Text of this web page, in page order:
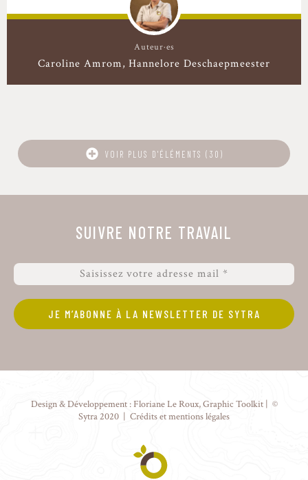
Auteur·es
Caroline Amrom Hannelore Deschaepmeester
VOIR PLUS D'ÉLÉMENTS (30)
SUIVRE NOTRE TRAVAIL
Design & Développement :Floriane Le Roux,Graphic Toolkit| ©
Sytra 2020 | Crédits et mentions légales